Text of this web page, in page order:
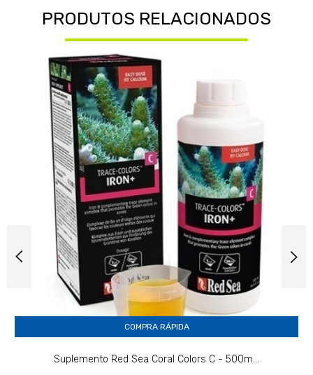
PRODUTOS RELACIONADOS
COMPRA RÁPIDA
Suplemento Red Sea Coral Colors C - 500m...